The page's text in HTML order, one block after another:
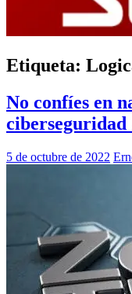
Etiqueta:
No confíes en
5 de octubre de 2022